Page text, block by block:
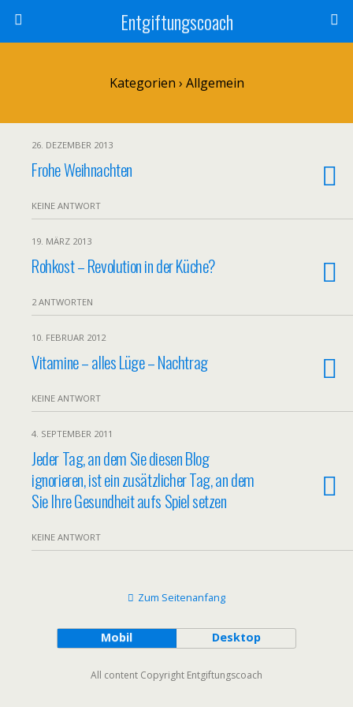
Entgiftungscoach
Kategorien › Allgemein
26. DEZEMBER 2013
Frohe Weihnachten
KEINE ANTWORT
19. MÄRZ 2013
Rohkost – Revolution in der Küche?
2 ANTWORTEN
10. FEBRUAR 2012
Vitamine – alles Lüge – Nachtrag
KEINE ANTWORT
4. SEPTEMBER 2011
Jeder Tag, an dem Sie diesen Blog
ignorieren, ist ein zusätzlicher Tag, an dem
Sie Ihre Gesundheit aufs Spiel setzen
KEINE ANTWORT
Zum Seitenanfang
Mobil Desktop
All content Copyright Entgiftungscoach